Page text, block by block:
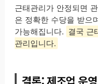
근태관리가 안정되면
은 정확한 수당을 받으
가능해집니다. 결국 근
관리입니다.
결론: 제조업 운